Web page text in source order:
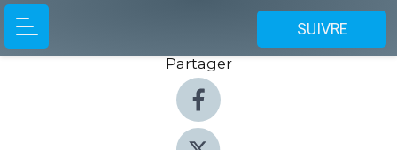
SUIVRE
Partager